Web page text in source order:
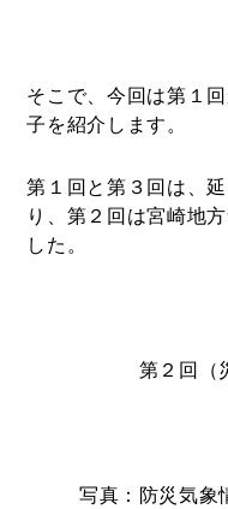
そこで、今回は第１
子を紹介します。
第１回と第３回は、
り、第２回は宮崎地
した。
第２回（
写真：防災気象